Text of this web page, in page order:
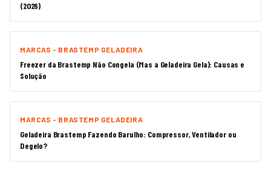
(2026)
MARCAS - BRASTEMP GELADEIRA
Freezer da Brastemp Não Congela (Mas a Geladeira Gela): Causas e
Solução
MARCAS - BRASTEMP GELADEIRA
Geladeira Brastemp Fazendo Barulho: Compressor, Ventilador ou
Degelo?